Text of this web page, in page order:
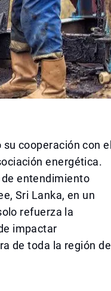
cooperación con el
energética.
entendimiento
Sri Lanka, en un
refuerza la
impactar
de toda la región del